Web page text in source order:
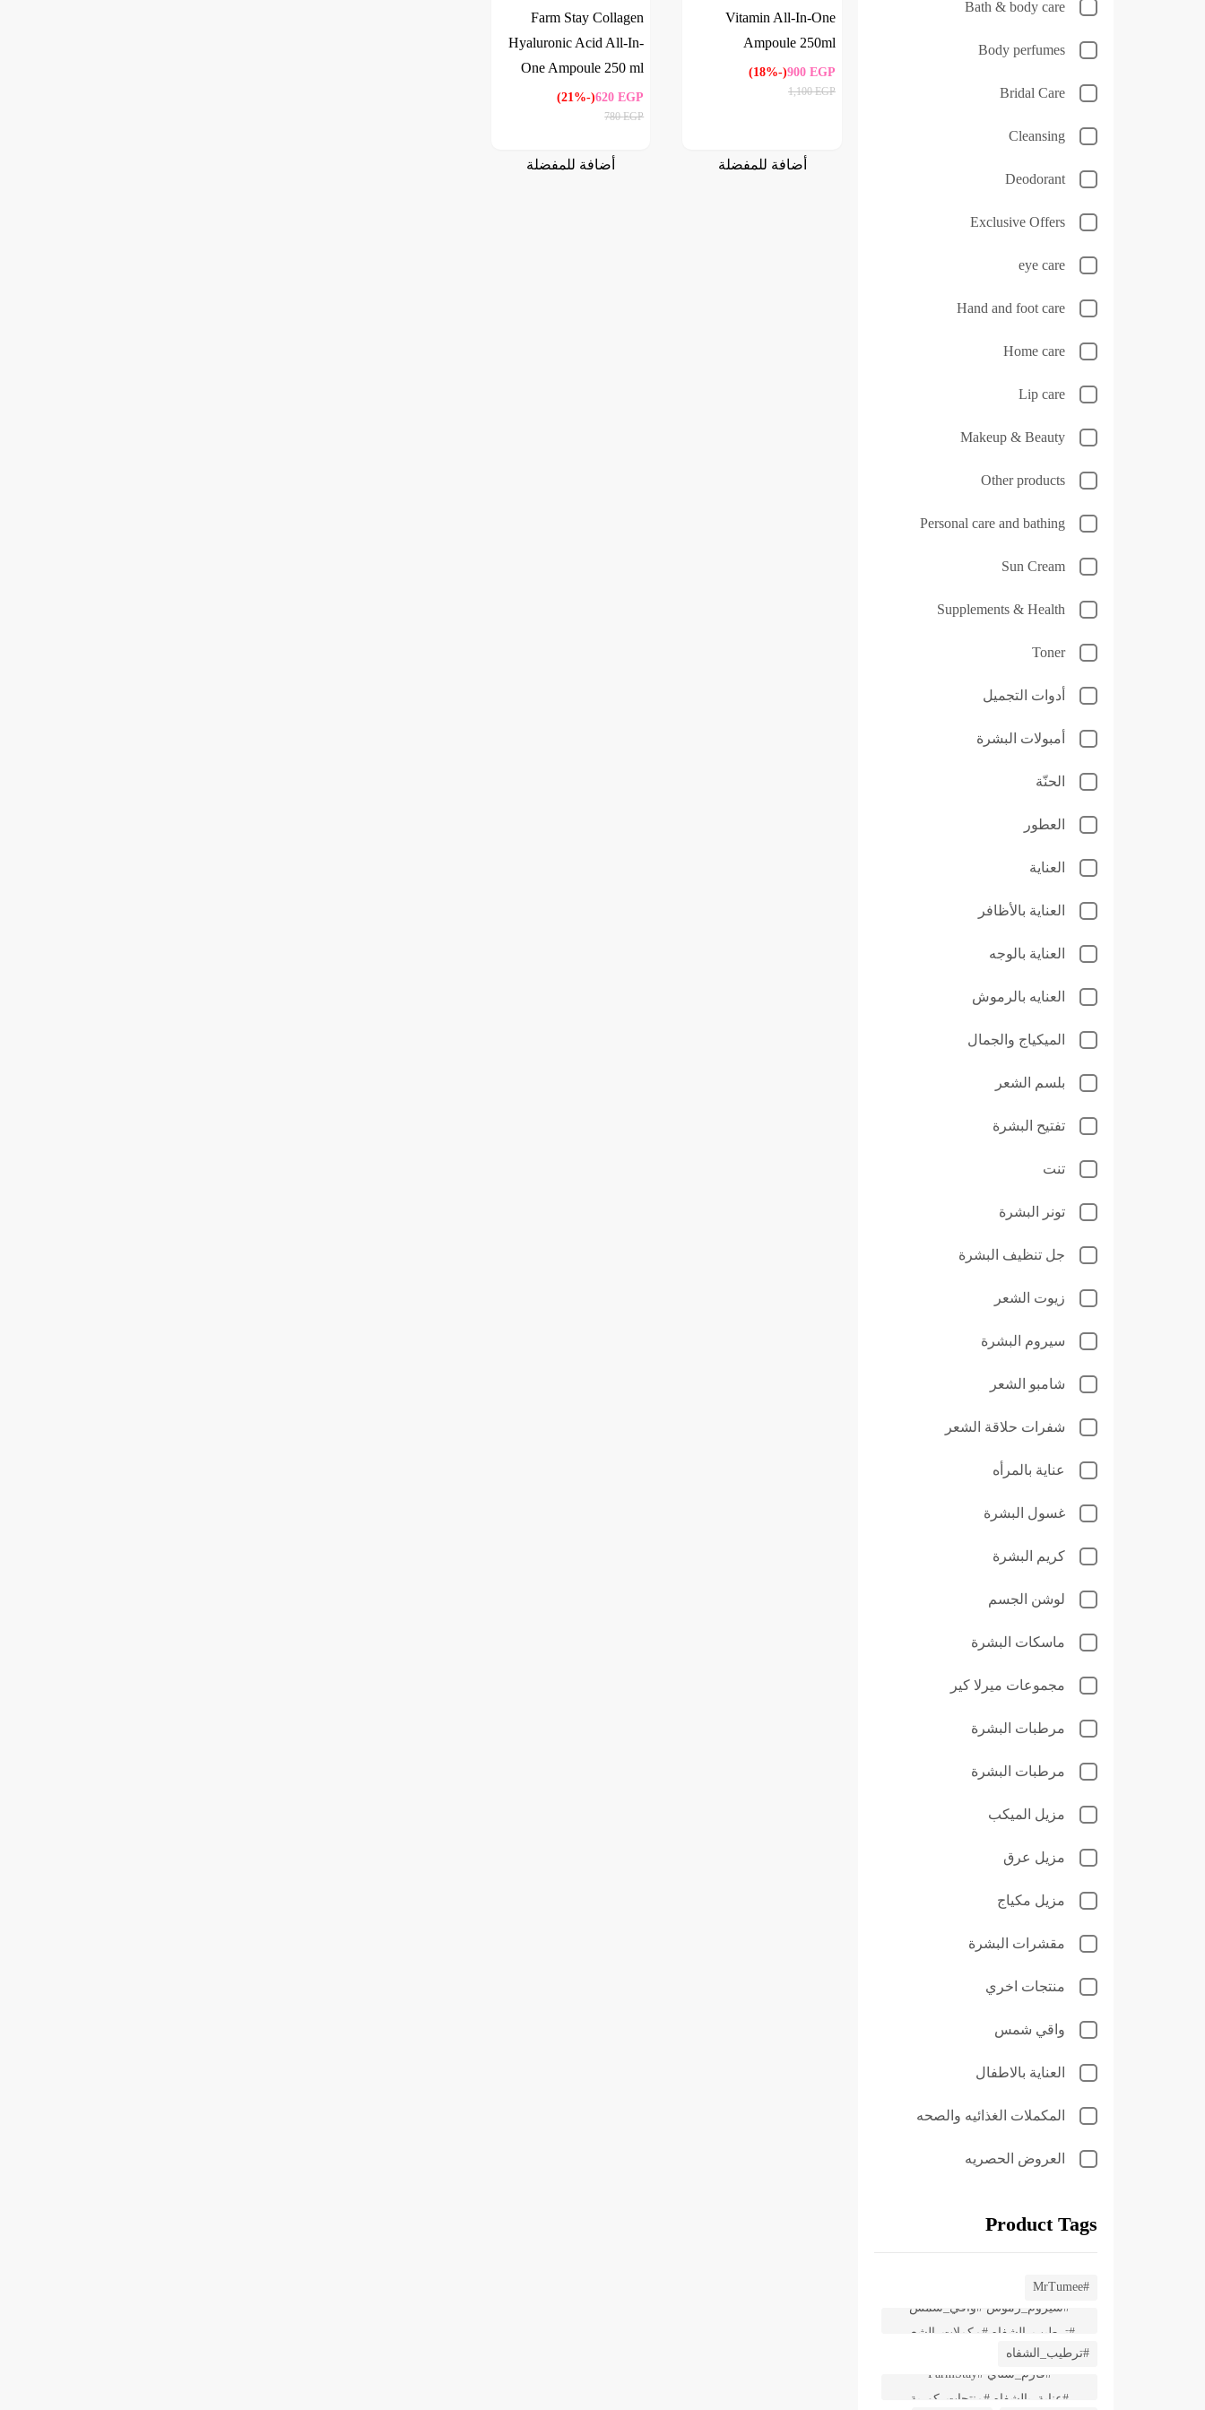
Bath & body care
Body perfumes
Bridal Care
Cleansing
Deodorant
Exclusive Offers
eye care
Hand and foot care
Home care
Lip care
Makeup & Beauty
Other products
Personal care and bathing
Sun Cream
Supplements & Health
Toner
أدوات التجميل
أمبولات البشرة
الحنّة
العطور
العناية
العناية بالأظافر
العناية بالوجه
العنايه بالرموش
الميكياج والجمال
بلسم الشعر
تفتيح البشرة
تنت
تونر البشرة
جل تنظيف البشرة
زيوت الشعر
سيروم البشرة
شامبو الشعر
شفرات حلاقة الشعر
عناية بالمرأه
غسول البشرة
كريم البشرة
لوشن الجسم
ماسكات البشرة
مجموعات ميرلا كير
مرطبات البشرة
مرطبات البشرة
مزيل الميكب
مزيل عرق
مزيل مكياج
مقشرات البشرة
منتجات اخري
واقي شمس
العناية بالاطفال
المكملات الغذائيه والصحه
العروض الحصريه
Product Tags
#MrTumee
#منتجات_كورية #تفتيح_البشرة
#سيروم_رموش #واقي_شمس
#ترطيب_الشفاه #مكملات_الشعر
#لوشن_جسم #العناية_بالوجه
#منتجات_أصلية #ميرلا_كير
#ترطيب_الشفاه
#ترطيب_الشفاه #ماسك_شفاه
#شفاه_ناعمة #شفاه_ورديه
#فارم_ستاي #FarmStay
#عناية_بالشفاه #منتجات_كورية
Vitamin All-In-One
Ampoule 250ml
900 EGP
(-18%)
1,100EGP
أضافة للمفضلة
Farm Stay Collagen
Hyaluronic Acid All-In-
One Ampoule 250 ml
620EGP
(-21%)
780EGP
أضافة للمفضلة